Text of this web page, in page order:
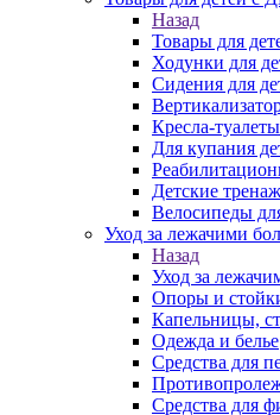
Назад
Товары для
Ходунки для
Сидения для
Кресла-
Для купания
Детские
Велосипеды
Уход за лежачими
Назад
Уход за
Опоры и
Капельницы,
Одежда и белье
Средства для
Средства для